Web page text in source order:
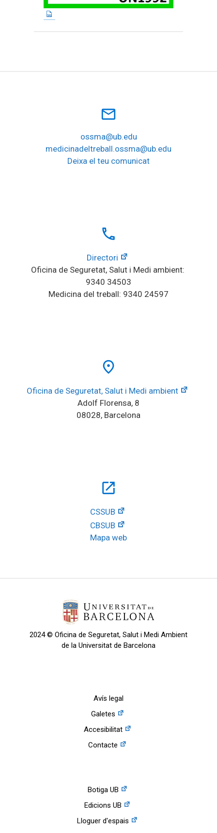
mail_outline
ossma@ub.edu
medicinadeltreball.ossma@ub.edu
Deixa el teu comunicat
local_phone
Directori
Oficina de Seguretat, Salut i Medi ambient:
9340 34503
Medicina del treball: 9340 24597
place
Oficina de Seguretat, Salut i Medi ambient
Adolf Florensa, 8
08028, Barcelona
open_in_new
CSSUB
CBSUB
Mapa web
2024 © Oficina de Seguretat, Salut i Medi Ambient
de la Universitat de Barcelona
Avís legal
Galetes
Accesibilitat
Contacte
Botiga UB
Edicions UB
Lloguer d'espais